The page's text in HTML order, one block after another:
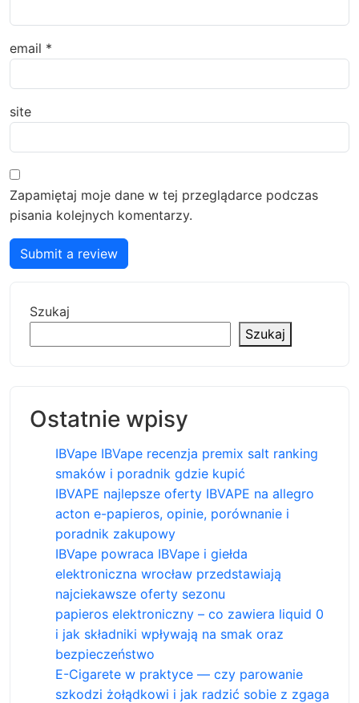
email *
site
Zapamiętaj moje dane w tej przeglądarce podczas
pisania kolejnych komentarzy.
Submit a review
Szukaj
Szukaj
Ostatnie wpisy
IBVape IBVape recenzja premix salt ranking
smaków i poradnik gdzie kupić
IBVAPE najlepsze oferty IBVAPE na allegro
acton e-papieros, opinie, porównanie i
poradnik zakupowy
IBVape powraca IBVape i giełda
elektroniczna wrocław przedstawiają
najciekawsze oferty sezonu
papieros elektroniczny – co zawiera liquid 0
i jak składniki wpływają na smak oraz
bezpieczeństwo
E-Cigarete w praktyce — czy parowanie
szkodzi żołądkowi i jak radzić sobie z zgaga